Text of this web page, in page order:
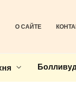
О САЙТЕ